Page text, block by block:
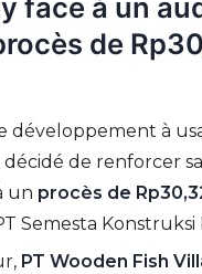
face à un
de
développement à
de renforcer
un procès de
Semesta Konstruksi
PT Wooden Fish